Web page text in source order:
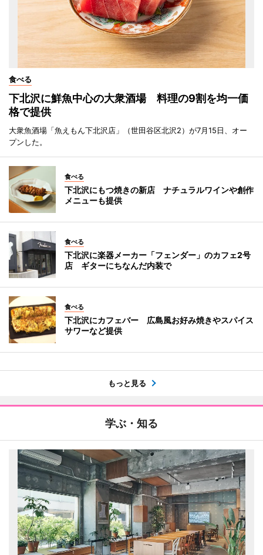
食べる
下北沢に鮮魚中心の大衆酒場 料理の9割を均一価
格で提供
大衆魚酒場「魚えもん下北沢店」（世田谷区北沢2）が7月15日、オー
プンした。
食べる
下北沢にもつ焼きの新店 ナチュラルワインや創作
メニューも提供
食べる
下北沢に楽器メーカー「フェンダー」のカフェ2号
店 ギターにちなんだ内装で
食べる
下北沢にカフェバー 広島風お好み焼きやスパイス
サワーなど提供
もっと見る
学ぶ・知る